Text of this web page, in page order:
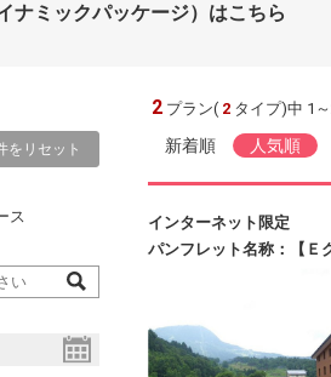
イナミックパッケージ）はこちら
をリセット
ス
2 プラン( 2 タイプ)中 1
新着順 人気順
インターネット限定
パンフレット名称：【Ｅ